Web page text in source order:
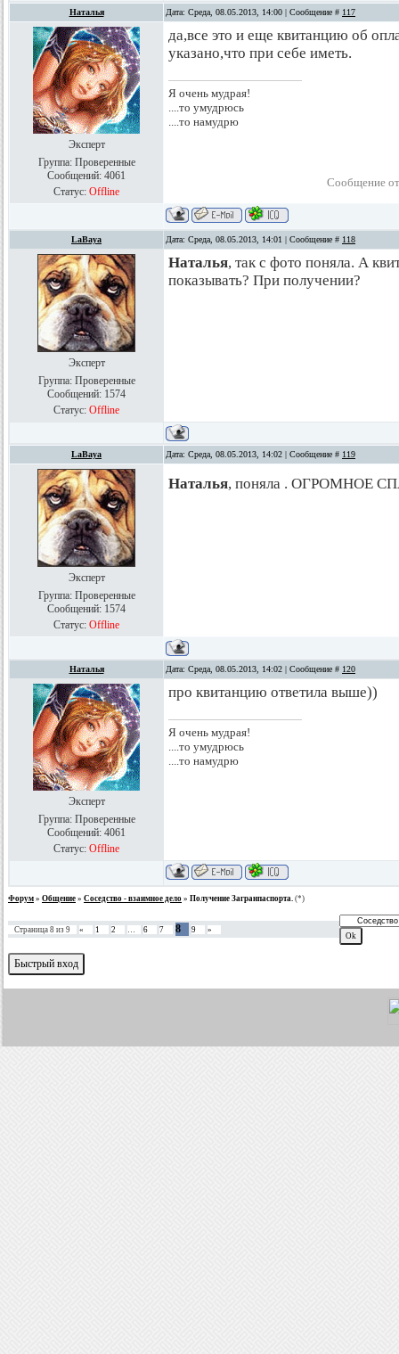
Наталья Дата: Среда, 08.05.2013, 14:00 | Сообщение # 117
Эксперт
Группа: Проверенные
Сообщений: 4061
Статус: Offline
да,все это и еще квитанцию об
указано,что при себе иметь.
Я очень мудрая!
....то умудрюсь
....то намудрю
Сообщение
LaBaya Дата: Среда, 08.05.2013, 14:01 | Сообщение # 118
Эксперт
Группа: Проверенные
Сообщений: 1574
Статус: Offline
Наталья, так с фото поняла. А
показывать? При получении?
LaBaya Дата: Среда, 08.05.2013, 14:02 | Сообщение # 119
Эксперт
Группа: Проверенные
Сообщений: 1574
Статус: Offline
Наталья, поняла . ОГРОМНОЕ
Наталья Дата: Среда, 08.05.2013, 14:02 | Сообщение # 120
Эксперт
Группа: Проверенные
Сообщений: 4061
Статус: Offline
про квитанцию ответила выше))
Я очень мудрая!
....то умудрюсь
....то намудрю
Форум » Общение » Соседство - взаимное дело » Получение Загранпаспорта. (*)
Страница 8 из 9 « 1 2 … 6 7 8 9 »